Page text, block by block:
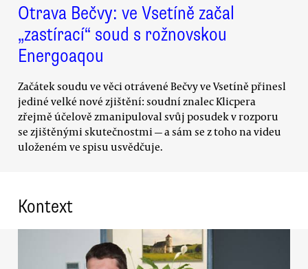
Otrava Bečvy: ve Vsetíně začal
„zastírací“ soud s rožnovskou
Energoaqou
Začátek soudu ve věci otrávené Bečvy ve Vsetíně přinesl
jediné velké nové zjištění: soudní znalec Klicpera
zřejmě účelově zmanipuloval svůj posudek v rozporu
se zjištěnými skutečnostmi — a sám se z toho na videu
uloženém ve spisu usvědčuje.
Kontext